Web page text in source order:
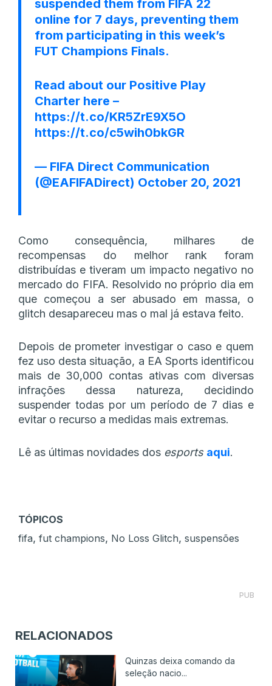
suspended them from FIFA 22
online for 7 days, preventing them
from participating in this week’s
FUT Champions Finals.
Read about our Positive Play
Charter here –
https://t.co/KR5ZrE9X5O
https://t.co/c5wih0bkGR
— FIFA Direct Communication
(@EAFIFADirect) October 20, 2021
Como consequência, milhares de
recompensas do melhor rank foram
distribuídas e tiveram um impacto negativo no
mercado do FIFA. Resolvido no próprio dia em
que começou a ser abusado em massa, o
glitch desapareceu mas o mal já estava feito.
Depois de prometer investigar o caso e quem
fez uso desta situação, a EA Sports identificou
mais de 30,000 contas ativas com diversas
infrações dessa natureza, decidindo
suspender todas por um período de 7 dias e
evitar o recurso a medidas mais extremas.
Lê as últimas novidades dos esports aqui.
TÓPICOS
fifa, fut champions, No Loss Glitch, suspensões
PUB
RELACIONADOS
Quinzas deixa comando da
seleção nacio...